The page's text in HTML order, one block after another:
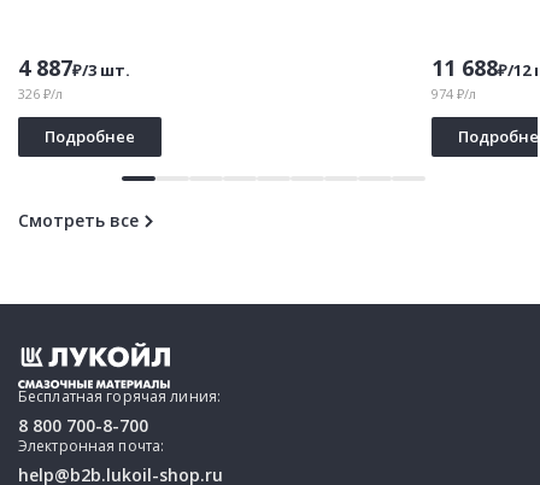
4 887₽/3 шт.
326 ₽/л
Подробнее
11 688₽/12
974 ₽/л
Смотреть все
Бесплатная горячая линия:
8 800 700-8-700
Электронная почта:
help@b2b.lukoil-shop.ru